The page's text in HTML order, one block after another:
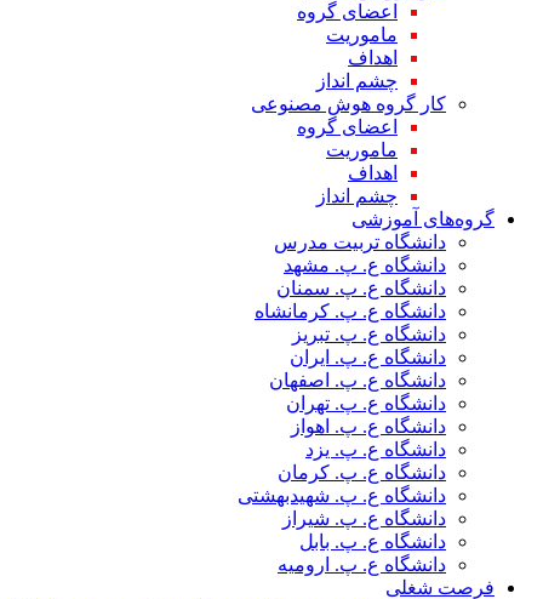
اعضای گروه
ماموریت
اهداف
چشم انداز
کار گروه هوش مصنوعی
اعضای گروه
ماموریت
اهداف
چشم انداز
گروه‌های آموزشی
دانشگاه تربیت مدرس
دانشگاه ع. پ. مشهد
دانشگاه ع. پ. سمنان
دانشگاه ع. پ. کرمانشاه
دانشگاه ع. پ. تبریز
دانشگاه ع. پ. ایران
دانشگاه ع. پ. اصفهان
دانشگاه ع. پ. تهران
دانشگاه ع. پ. اهواز
دانشگاه ع. پ. یزد
دانشگاه ع. پ. کرمان
دانشگاه ع. پ. شهید‌بهشتی
دانشگاه ع. پ. شیراز
دانشگاه ع. پ. بابل
دانشگاه ع. پ. ارومیه
فرصت شغلی